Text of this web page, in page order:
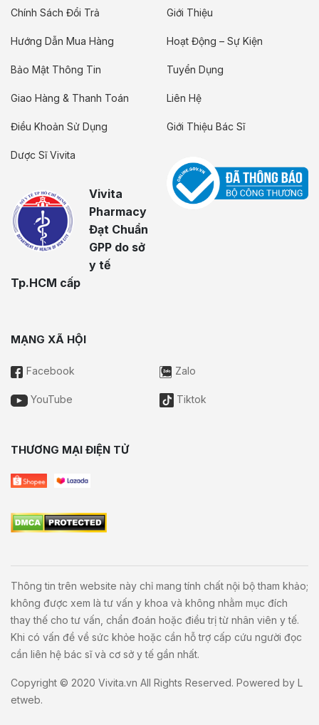
Chính Sách Đổi Trả
Hướng Dẫn Mua Hàng
Bảo Mật Thông Tin
Giao Hàng & Thanh Toán
Điều Khoản Sử Dụng
Dược Sĩ Vivita
Vivita
Pharmacy
Đạt Chuẩn
GPP do sở
y tế
Tp.HCM cấp
Giới Thiệu
Hoạt Động – Sự Kiện
Tuyển Dụng
Liên Hệ
Giới Thiệu Bác Sĩ
MẠNG XÃ HỘI
Facebook Zalo
YouTube Tiktok
THƯƠNG MẠI ĐIỆN TỬ
Thông tin trên website này chỉ mang tính chất nội bộ tham khảo;
không được xem là tư vấn y khoa và không nhằm mục đích
thay thế cho tư vấn, chẩn đoán hoặc điều trị từ nhân viên y tế.
Khi có vấn đề về sức khỏe hoặc cần hỗ trợ cấp cứu người đọc
cần liên hệ bác sĩ và cơ sở y tế gần nhất.
Copyright © 2020 Vivita.vn All Rights Reserved. Powered by L
etweb.